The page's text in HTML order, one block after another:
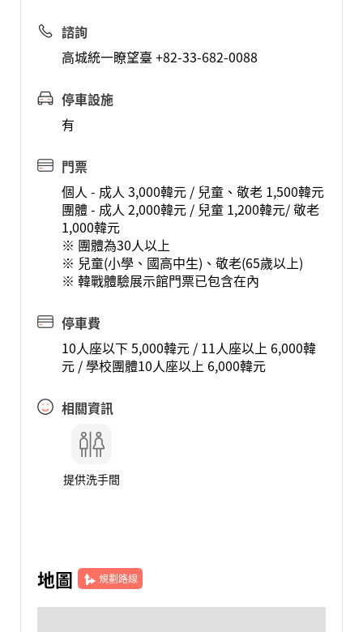
諮詢
高城統一瞭望臺 +82-33-682-0088
停車設施
有
門票
個人 - 成人 3,000韓元 / 兒童、敬老 1,500韓元
團體 - 成人 2,000韓元 / 兒童 1,200韓元/ 敬老
1,000韓元
※ 團體為30人以上
※ 兒童(小學、國高中生)、敬老(65歲以上)
※ 韓戰體驗展示館門票已包含在內
停車費
10人座以下 5,000韓元 / 11人座以上 6,000韓
元 / 學校團體10人座以上 6,000韓元
相關資訊
提供洗手間
地圖 規劃路線